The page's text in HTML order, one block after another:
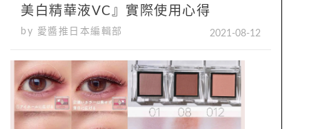
美白精華液VC』實際使用心得
by 愛醬推日本編輯部 2021-08-12